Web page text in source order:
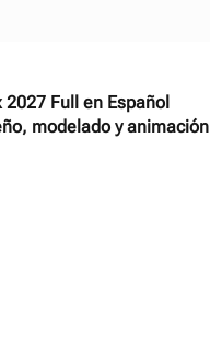
Full en Español
modelado y animación